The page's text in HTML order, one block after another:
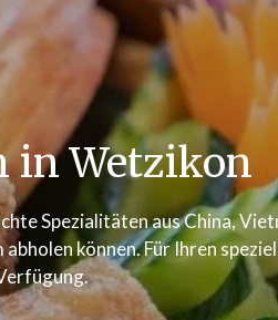
in Wetzikon
Spezialitäten aus China,
können. Für Ihren